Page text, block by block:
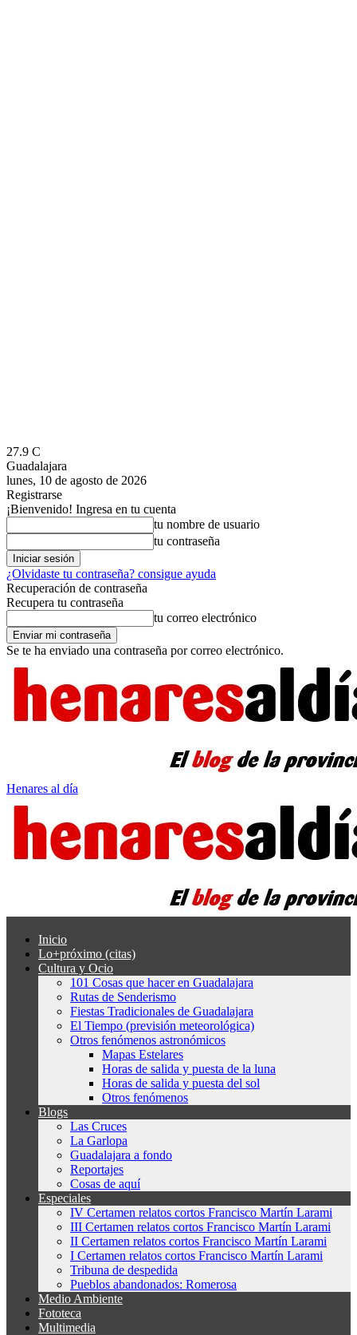
27.9 C
Guadalajara
lunes, 10 de agosto de 2026
Registrarse
¡Bienvenido! Ingresa en tu cuenta
tu nombre de usuario
tu contraseña
¿Olvidaste tu contraseña? consigue ayuda
Recuperación de contraseña
Recupera tu contraseña
tu correo electrónico
Se te ha enviado una contraseña por correo electrónico.
Henares al día
Inicio
Lo+próximo (citas)
Cultura y Ocio
101 Cosas que hacer en Guadalajara
Rutas de Senderismo
Fiestas Tradicionales de Guadalajara
El Tiempo (previsión meteorológica)
Otros fenómenos astronómicos
Mapas Estelares
Horas de salida y puesta de la luna
Horas de salida y puesta del sol
Otros fenómenos
Blogs
Las Cruces
La Garlopa
Guadalajara a fondo
Reportajes
Cosas de aquí
Especiales
IV Certamen relatos cortos Francisco Martín Larami
III Certamen relatos cortos Francisco Martín Larami
II Certamen relatos cortos Francisco Martín Larami
I Certamen relatos cortos Francisco Martín Larami
Tribuna de despedida
Pueblos abandonados: Romerosa
Medio Ambiente
Fototeca
Multimedia